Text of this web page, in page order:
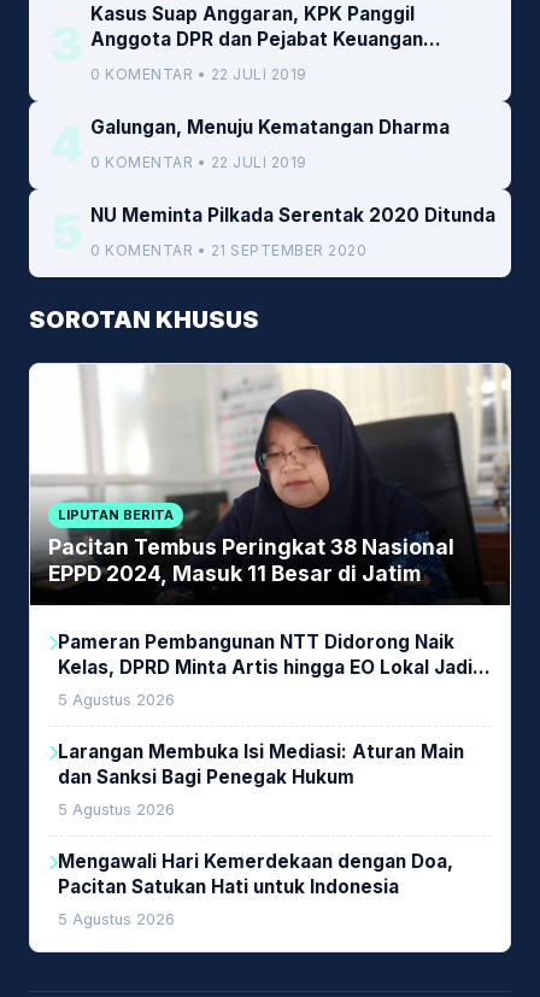
3
Kasus Suap Anggaran, KPK Panggil
Anggota DPR dan Pejabat Keuangan
Kemenkeu
0 KOMENTAR • 22 JULI 2019
4 Galungan, Menuju Kematangan Dharma
0 KOMENTAR • 22 JULI 2019
5 NU Meminta Pilkada Serentak 2020 Ditunda
0 KOMENTAR • 21 SEPTEMBER 2020
SOROTAN KHUSUS
LIPUTAN BERITA
Pacitan Tembus Peringkat 38 Nasional
EPPD 2024, Masuk 11 Besar di Jatim
Pameran Pembangunan NTT Didorong Naik
Kelas, DPRD Minta Artis hingga EO Lokal Jadi
Prioritas
5 Agustus 2026
Larangan Membuka Isi Mediasi: Aturan Main
dan Sanksi Bagi Penegak Hukum
5 Agustus 2026
Mengawali Hari Kemerdekaan dengan Doa,
Pacitan Satukan Hati untuk Indonesia
5 Agustus 2026